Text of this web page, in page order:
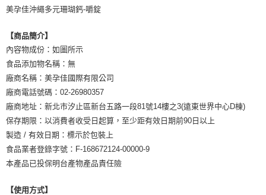
美孕佳沖繩多元珊瑚鈣-嚼錠
【商品簡介】
內容物成份：如圖所示
食品添加物名稱：無
廠商名稱：美孕佳國際有限公司
廠商電話號碼：02-26980357
廠商地址：新北市汐止區新台五路一段81號14樓之3(遠東世界中心D棟)
保存期限：以消費者收受日起算，至少距有效日期前90日以上
製造 / 有效日期：標示於包裝上
食品業者登錄字號：F-168672124-00000-9
本產品已投保明台產物產品責任險
【使用方式】